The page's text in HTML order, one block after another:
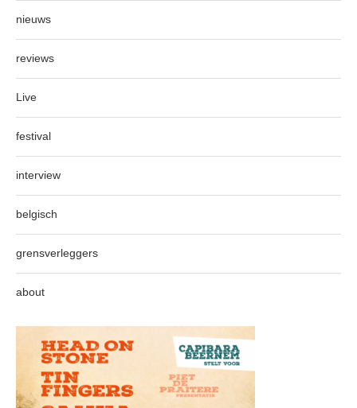
nieuws
reviews
Live
festival
interview
belgisch
grensverleggers
about